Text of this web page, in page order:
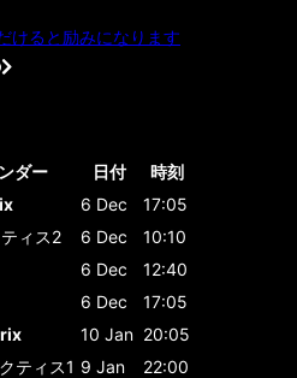
けると励みになります
ダー 日付
時刻
6 Dec
17:05
ィス2 6 Dec
10:10
6 Dec
12:40
6 Dec
17:05
10 Jan 20:05
ティス1 9 Jan
22:00